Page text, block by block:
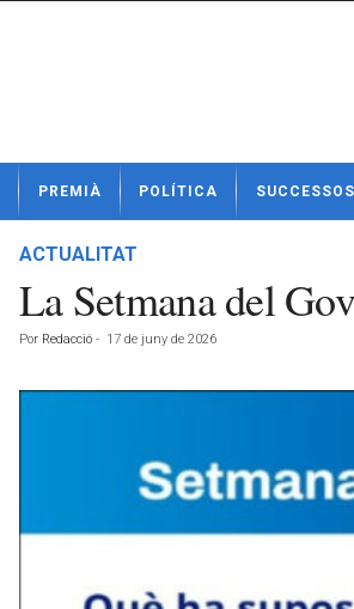
t
PREMIÀ POLÍTICA SUCCESSOS
ACTUALITAT
La Setmana del
Por Redacció - 17 de juny de 2026